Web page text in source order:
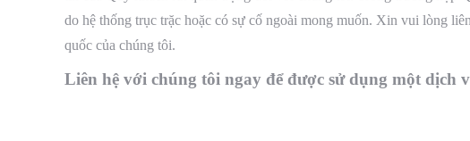
do hệ thống trục trặc hoặc có sự cố ngoài mong muốn. Xin vui lòng
quốc của chúng tôi.
Liên hệ với chúng tôi ngay để được sử dụng một dịch